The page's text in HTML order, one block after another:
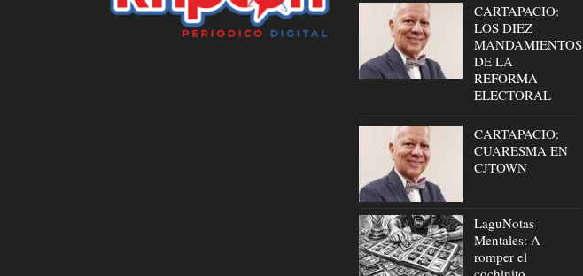
CARTAPACIO:
LOS DIEZ
MANDAMIENTOS
DE LA
REFORMA
ELECTORAL
CARTAPACIO:
CUARESMA EN
CJTOWN
LaguNotas
Mentales: A
romper el